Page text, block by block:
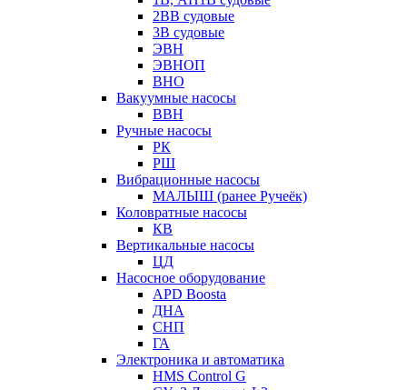
2ВВ судовые
3В судовые
ЭВН
ЭВНОП
ВНО
Вакуумные насосы
ВВН
Ручные насосы
РК
РШ
Вибрационные насосы
МАЛЫШ (ранее Ручеёк)
Коловратные насосы
КВ
Вертикальные насосы
ЦД
Насосное оборудование
APD Boosta
ДНА
СНП
ГА
Электроника и автоматика
HMS Control G